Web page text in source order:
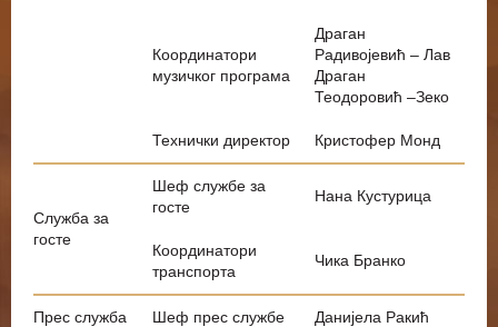
Координатори
музичког програма
Драган
Радивојевић – Лав
Драган
Теодоровић –Зеко
Технички директор Кристофер Монд
Служба за
госте
Шеф службе за
госте
Нана Кустурица
Координатори
транспорта
Чика Бранко
Прес служба Шеф прес службе Данијела Ракић